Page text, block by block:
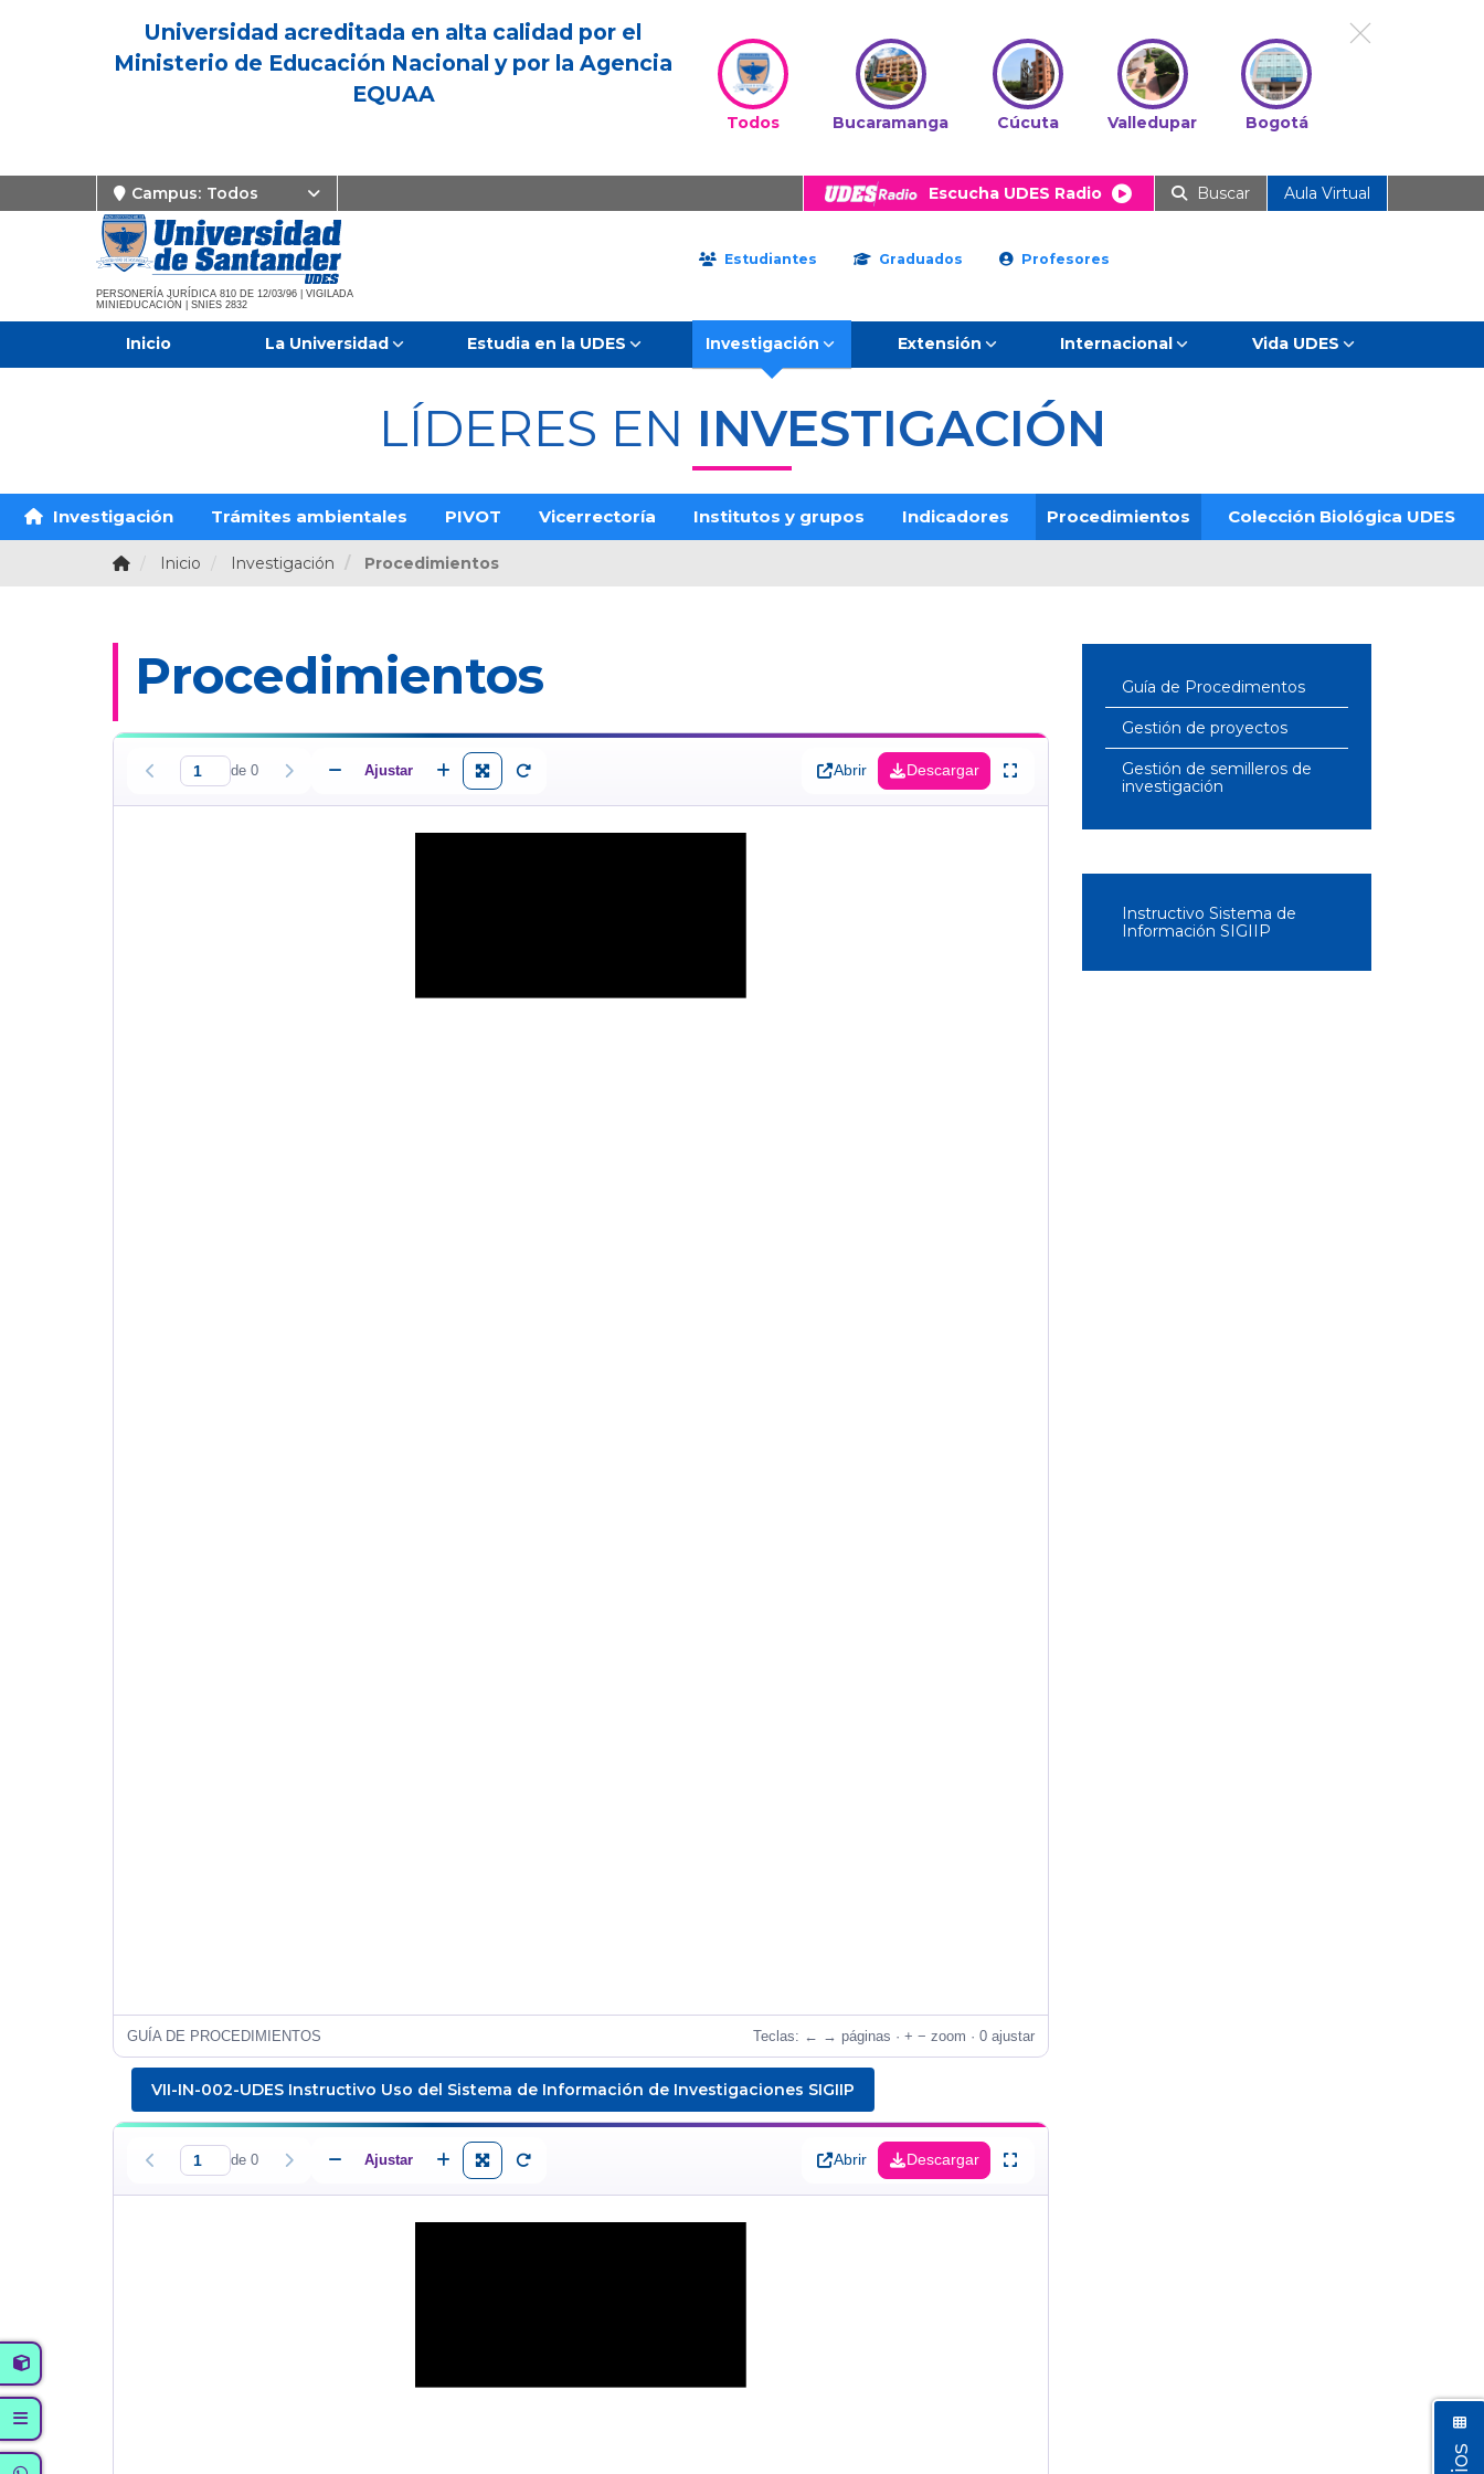
Universidad acreditada en alta calidad por el
Ministerio de Educación Nacional y por la Agencia
EQUAA
Todos Bucaramanga Cúcuta Valledupar Bogotá
Campus: Todos Escucha UDES Radio Buscar Aula Virtual
PERSONERÍA JURÍDICA 810 DE 12/03/96 | VIGILADA
MINIEDUCACIÓN | SNIES 2832
Estudiantes Graduados Profesores
Inicio La Universidad Estudia en la UDES Investigación Extensión Internacional Vida UDES
LÍDERES EN INVESTIGACIÓN
Investigación Trámites ambientales PIVOT Vicerrectoría Institutos y grupos Indicadores Procedimientos Colección Biológica UDES
Inicio Investigación Procedimientos
Procedimientos
VII-IN-002-UDES Instructivo Uso del Sistema de Información de Investigaciones SIGIIP
Guía de Procedimentos
Gestión de proyectos
Gestión de semilleros de
investigación
Instructivo Sistema de
Información SIGIIP